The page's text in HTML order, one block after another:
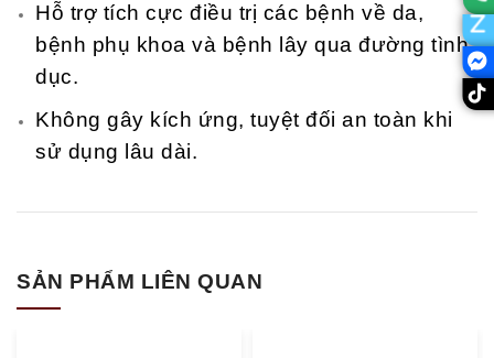
Hỗ trợ tích cực điều trị các bệnh về da,
bệnh phụ khoa và bệnh lây qua đường tình
dục.
Không gây kích ứng, tuyệt đối an toàn khi
sử dụng lâu dài.
SẢN PHẨM LIÊN QUAN